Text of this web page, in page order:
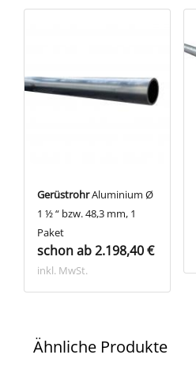
GerüstrohrAluminium Ø
1 ½ “ bzw. 48,3 mm, 1
Paket
schon ab 2.198,40 €
inkl. MwSt.
Ähnliche Produkte